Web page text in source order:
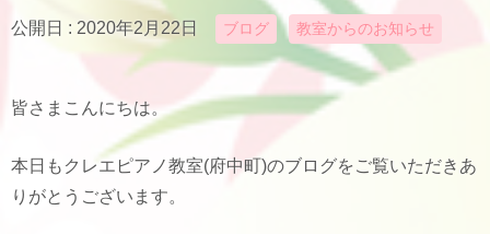
公開日 : 2020年2月22日 ブログ 教室からのお知らせ
皆さまこんにちは。
本日もクレエピアノ教室(府中町)のブログをご覧いただきあ
りがとうございます。